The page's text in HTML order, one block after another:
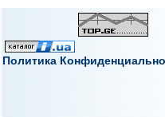
Политика